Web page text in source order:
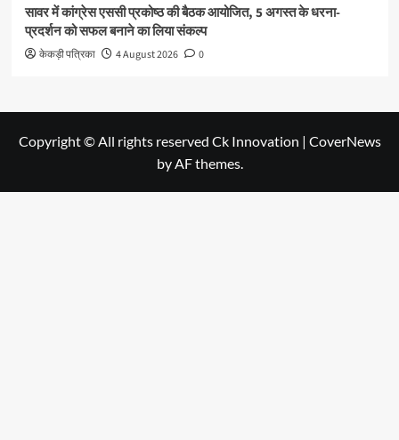
सावर में कांग्रेस एससी प्रकोष्ठ की बैठक आयोजित, 5 अगस्त के धरना-
प्रदर्शन को सफल बनाने का लिया संकल्प
केकड़ी पत्रिका 4 August 2026 0
Copyright © All rights reserved Ck Innovation | CoverNews
by AF themes.